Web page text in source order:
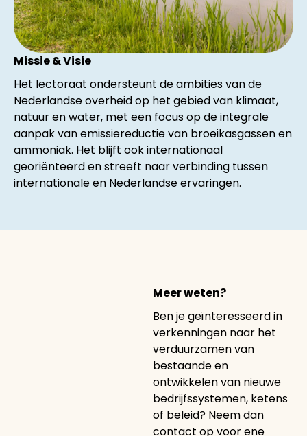
Missie & Visie
Het lectoraat ondersteunt de ambities van de
Nederlandse overheid op het gebied van klimaat,
natuur en water, met een focus op de integrale
aanpak van emissiereductie van broeikasgassen en
ammoniak. Het blijft ook internationaal
georiënteerd en streeft naar verbinding tussen
internationale en Nederlandse ervaringen.
Meer weten?
Ben je geïnteresseerd in
verkenningen naar het
verduurzamen van
bestaande en
ontwikkelen van nieuwe
bedrijfssystemen, ketens
of beleid? Neem dan
contact op voor ene